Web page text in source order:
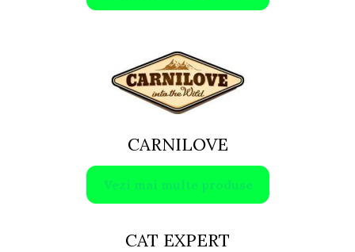
CARNILOVE
Vezi mai multe produse
CAT EXPERT